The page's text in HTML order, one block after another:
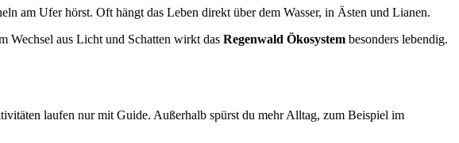
am Ufer hörst. Oft hängt das Leben direkt über dem Wasser, in Ästen und Lianen.
Wechsel aus Licht und Schatten wirkt das Regenwald Ökosystem besonders lebendig.
laufen nur mit Guide. Außerhalb spürst du mehr Alltag, zum Beispiel im